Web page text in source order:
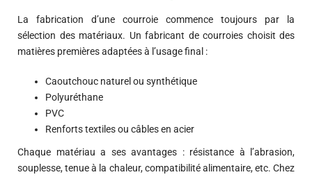
La fabrication d’une courroie commence toujours par la
sélection des matériaux. Un fabricant de courroies choisit des
matières premières adaptées à l’usage final :
Caoutchouc naturel ou synthétique
Polyuréthane
PVC
Renforts textiles ou câbles en acier
Chaque matériau a ses avantages : résistance à l’abrasion,
souplesse, tenue à la chaleur, compatibilité alimentaire, etc. Chez